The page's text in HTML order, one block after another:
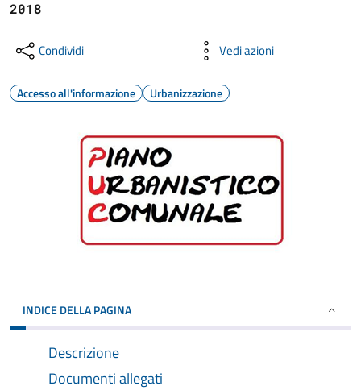
2018
Condividi Vedi azioni
Accesso all'informazione Urbanizzazione
INDICE DELLA PAGINA
Descrizione
Documenti allegati